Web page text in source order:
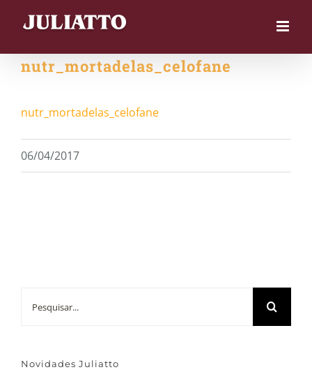
contentnutr_mortadelas_celofane
nutr_mortadelas_celofane
06/04/2017
Novidades Juliatto